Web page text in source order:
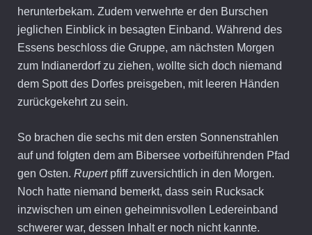
herunterbekam. Zudem verwehrte er den Burschen
jeglichen Einblick in besagten Einband. Während des
Essens beschloss die Gruppe, am nächsten Morgen
zum Indianerdorf zu ziehen, wollte sich doch niemand
dem Spott des Dorfes preisgeben, mit leeren Händen
zurückgekehrt zu sein.
So brachen die sechs mit den ersten Sonnenstrahlen
auf und folgten dem am Bibersee vorbeiführenden Pfad
gen Osten. Rupertpfiff zuversichtlich in den Morgen.
Noch hatte niemand bemerkt, dass sein Rucksack
inzwischen um einen geheimnisvollen Ledereinband
schwerer war, dessen Inhalt er noch nicht kannte.